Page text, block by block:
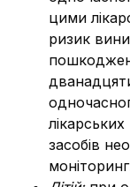
цими
ризик
лікарських
засобів